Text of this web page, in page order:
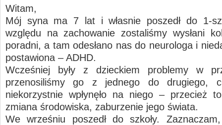
Witam,
Mój syna ma 7 lat i własnie poszedł do 1-
względu na zachowanie zostaliśmy wysłani
poradni, a tam odesłano nas do neurologa i
postawiona – ADHD.
Wcześniej były z dzieckiem problemy w
przenosiliśmy go z jednego do drugiego,
niekorzystnie wpłynęło na niego – przecież
zmiana środowiska, zaburzenie jego świata.
We wrześniu poszedł do szkoły.